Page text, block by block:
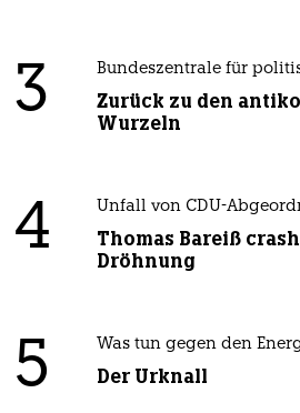
3 Bundeszentrale für
Zurück zu den
Wurzeln
4 Unfall von CDU-
Thomas Bareiß
Dröhnung
5 Was tun gegen den
Der Urknall